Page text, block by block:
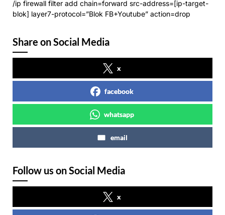
/ip firewall filter add chain=forward src-address=[ip-target-
blok] layer7-protocol=”Blok FB+Youtube” action=drop
Share on Social Media
x
facebook
whatsapp
email
Follow us on Social Media
x